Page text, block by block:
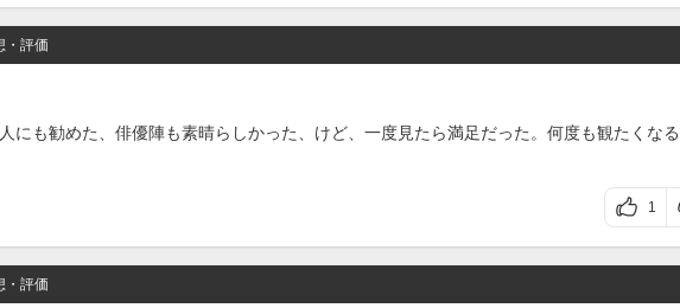
・評価
にも勧めた、俳優陣も素晴らしかった、けど、一度見たら満足だった。何度も観たくな
1
・評価